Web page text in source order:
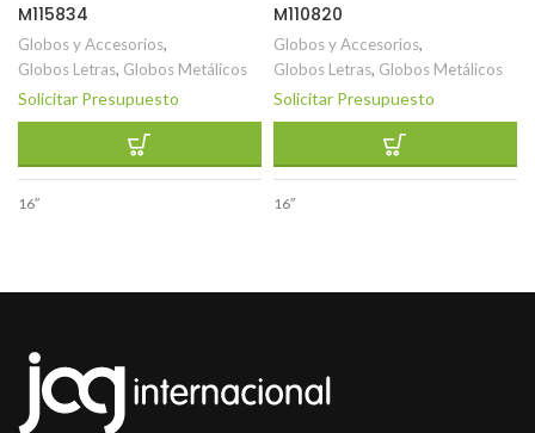
M115834
Globos y Accesorios,
Globos Letras, Globos Metálicos
Solicitar Presupuesto
16″
M110820
Globos y Accesorios,
Globos Letras, Globos Metálicos
Solicitar Presupuesto
16″